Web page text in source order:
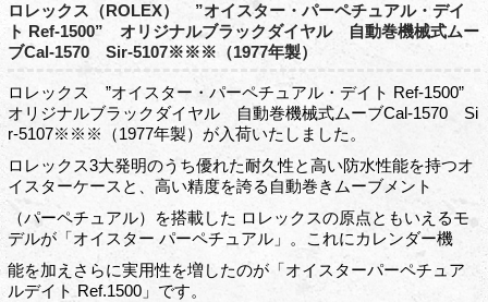
ロレックス（ROLEX） ”オイスター・パーペチュアル・デイ
ト Ref-1500” オリジナルブラックダイヤル 自動巻機械式ムー
ブCal-1570 Sir-5107※※※（1977年製）
ロレックス ”オイスター・パーペチュアル・デイト Ref-1500”
オリジナルブラックダイヤル 自動巻機械式ムーブCal-1570 Si
r-5107※※※（1977年製）が入荷いたしました。
ロレックス3大発明のうち優れた耐久性と高い防水性能を持つオ
イスターケースと、高い精度を誇る自動巻きムーブメント
（パーペチュアル）を搭載した ロレックスの原点ともいえるモ
デルが「オイスター パーペチュアル」。これにカレンダー機
能を加えさらに実用性を増したのが「オイスターパーペチュア
ルデイト Ref.1500」です。